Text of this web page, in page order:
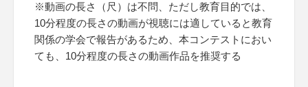
※動画の長さ（尺）は不問、ただし教育目的では、
10分程度の長さの動画が視聴には適していると教育
関係の学会で報告があるため、本コンテストにおい
ても、10分程度の長さの動画作品を推奨する